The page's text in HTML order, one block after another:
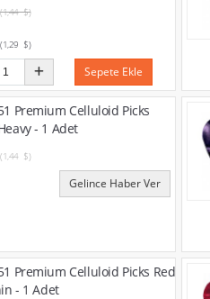
(1,44 $)
(1,29 $)
Sepete Ekle
Premium Celluloid Picks
- 1 Adet
(1,44 $)
Gelince Haber Ver
Premium Celluloid Picks Red
- 1 Adet